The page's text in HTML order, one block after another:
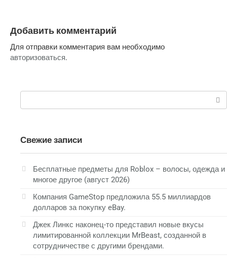
Добавить комментарий
Для отправки комментария вам необходимо
авторизоваться.
Поиск:
Свежие записи
Бесплатные предметы для Roblox – волосы, одежда и
многое другое (август 2026)
Компания GameStop предложила 55.5 миллиардов
долларов за покупку eBay.
Джек Линкс наконец-то представил новые вкусы
лимитированной коллекции MrBeast, созданной в
сотрудничестве с другими брендами.